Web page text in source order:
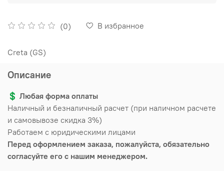
(0) В избранное
Creta (GS)
Описание
💲 Любая форма оплаты
Наличный и безналичный расчет (при наличном расчете
и самовывозе скидка 3%)
Работаем с юридическими лицами
Перед оформлением заказа, пожалуйста, обязательно
согласуйте его с нашим менеджером.